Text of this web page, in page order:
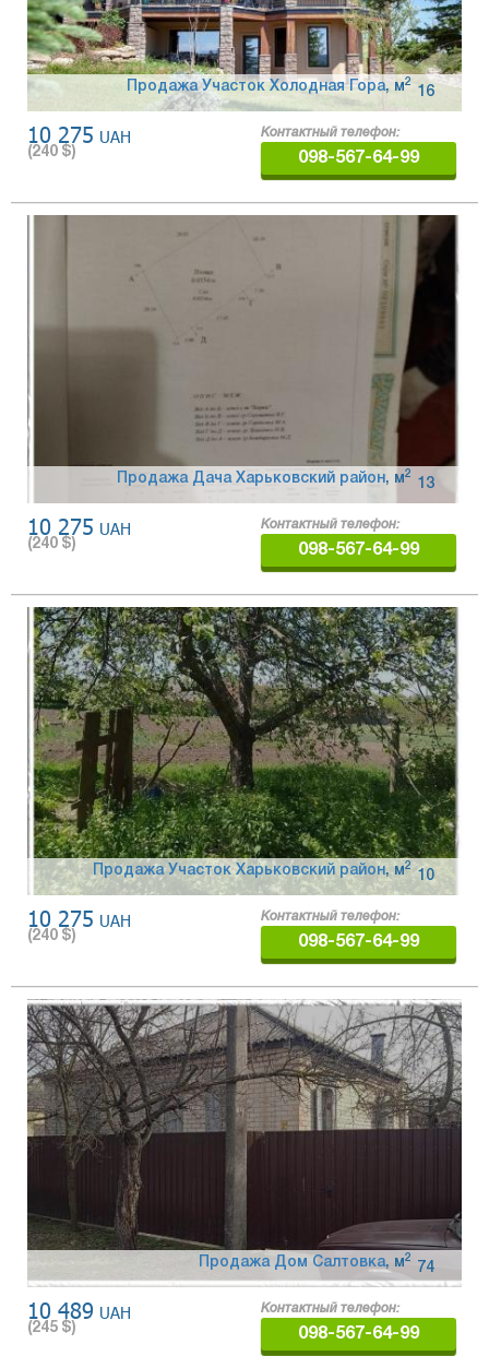
Продажа Участок Холодная Гора, 16
м 2
10 275 UAH
(240 $)
Контактный телефон:
098-567-64-99
Продажа Дача Харьковский район , 13
м 2
10 275 UAH
(240 $)
Контактный телефон:
098-567-64-99
Продажа Участок Харьковский район, 10
м2
10 275 UAH
(240 $)
Контактный телефон:
098-567-64-99
Продажа Дом Салтовка, 74
м2
10 489 UAH
(245 $)
Контактный телефон:
098-567-64-99